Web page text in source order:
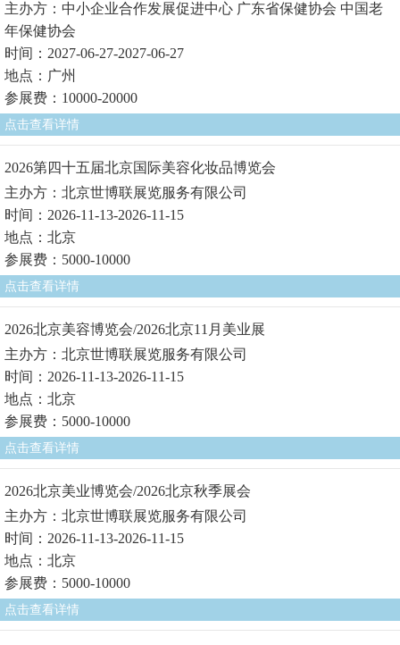
主办方：中小企业合作发展促进中心 广东省保健协会 中国老
年保健协会
时间：2027-06-27-2027-06-27
地点：广州
参展费：10000-20000
点击查看详情
2026第四十五届北京国际美容化妆品博览会
主办方：北京世博联展览服务有限公司
时间：2026-11-13-2026-11-15
地点：北京
参展费：5000-10000
点击查看详情
2026北京美容博览会/2026北京11月美业展
主办方：北京世博联展览服务有限公司
时间：2026-11-13-2026-11-15
地点：北京
参展费：5000-10000
点击查看详情
2026北京美业博览会/2026北京秋季展会
主办方：北京世博联展览服务有限公司
时间：2026-11-13-2026-11-15
地点：北京
参展费：5000-10000
点击查看详情